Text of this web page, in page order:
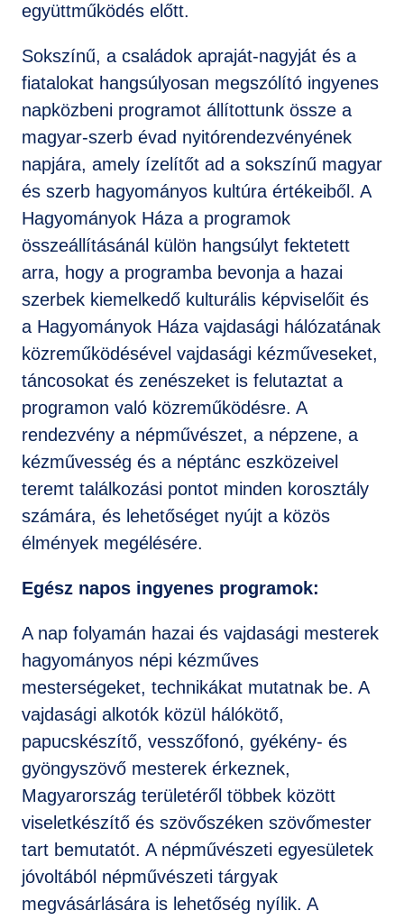
együttműködés előtt.
Sokszínű, a családok apraját-nagyját és a
fiatalokat hangsúlyosan megszólító ingyenes
napközbeni programot állítottunk össze a
magyar-szerb évad nyitórendezvényének
napjára, amely ízelítőt ad a sokszínű magyar
és szerb hagyományos kultúra értékeiből. A
Hagyományok Háza a programok
összeállításánál külön hangsúlyt fektetett
arra, hogy a programba bevonja a hazai
szerbek kiemelkedő kulturális képviselőit és
a Hagyományok Háza vajdasági hálózatának
közreműködésével vajdasági kézműveseket,
táncosokat és zenészeket is felutaztat a
programon való közreműködésre. A
rendezvény a népművészet, a népzene, a
kézművesség és a néptánc eszközeivel
teremt találkozási pontot minden korosztály
számára, és lehetőséget nyújt a közös
élmények megélésére.
Egész napos ingyenes programok:
A nap folyamán hazai és vajdasági mesterek
hagyományos népi kézműves
mesterségeket, technikákat mutatnak be. A
vajdasági alkotók közül hálókötő,
papucskészítő, vesszőfonó, gyékény- és
gyöngyszövő mesterek érkeznek,
Magyarország területéről többek között
viseletkészítő és szövőszéken szövőmester
tart bemutatót. A népművészeti egyesületek
jóvoltából népművészeti tárgyak
megvásárlására is lehetőség nyílik. A